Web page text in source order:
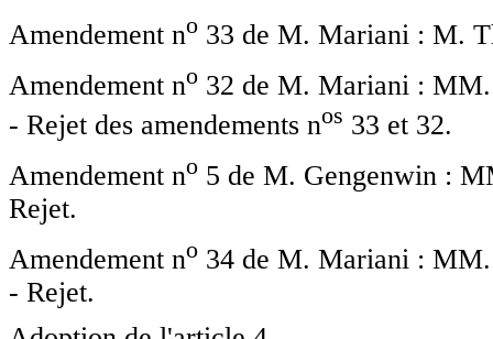
Amendement no 33 de M. Mariani : M.
Amendement no 32 de M. Mariani :
- Rejet des amendements nos 33 et 32.
Amendement no 5 de M. Gengenwin :
Rejet.
Amendement no 34 de M. Mariani :
- Rejet.